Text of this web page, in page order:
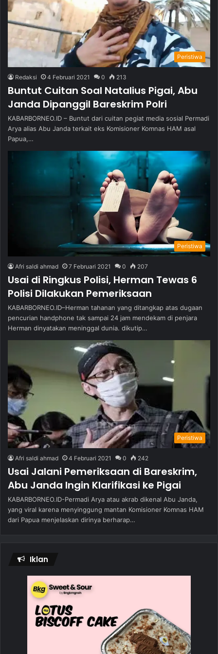
Peristiwa
Redaksi 4 Februari 2021 0 213
Buntut Cuitan Soal Natalius Pigai, Abu
Janda Dipanggil Bareskrim Polri
KABARBORNEO.ID – Buntut dari cuitan pegiat media sosial Permadi
Arya alias Abu Janda terkait eks Komisioner Komnas HAM asal
Papua,…
Peristiwa
Afri saldi ahmad 7 Februari 2021 0 207
Usai di Ringkus Polisi, Herman Tewas 6
Polisi Dilakukan Pemeriksaan
KABARBORNEO.ID–Herman tahanan yang ditangkap atas dugaan
pencurian handphone tak sampai 24 jam mendekam di penjara
Herman dinyatakan meninggal dunia. dikutip…
Peristiwa
Afri saldi ahmad 4 Februari 2021 0 242
Usai Jalani Pemeriksaan di Bareskrim,
Abu Janda Ingin Klarifikasi ke Pigai
KABARBORNEO.ID-Permadi Arya atau akrab dikenal Abu Janda,
yang viral karena menyinggung mantan Komisioner Komnas HAM
dari Papua menjelaskan dirinya berharap…
Iklan